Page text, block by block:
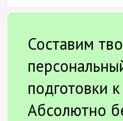
Составим
подготовки
Абсолютно